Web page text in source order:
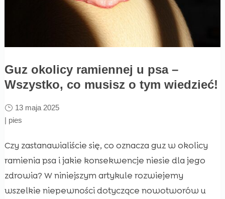
Guz okolicy ramiennej u psa –
Wszystko, co musisz o tym wiedzieć!
13 maja 2025
| pies
Czy zastanawialiście się, co oznacza guz w okolicy
ramienia psa i jakie konsekwencje niesie dla jego
zdrowia? W niniejszym artykule rozwiejemy
wszelkie niepewności dotyczące nowotworów u